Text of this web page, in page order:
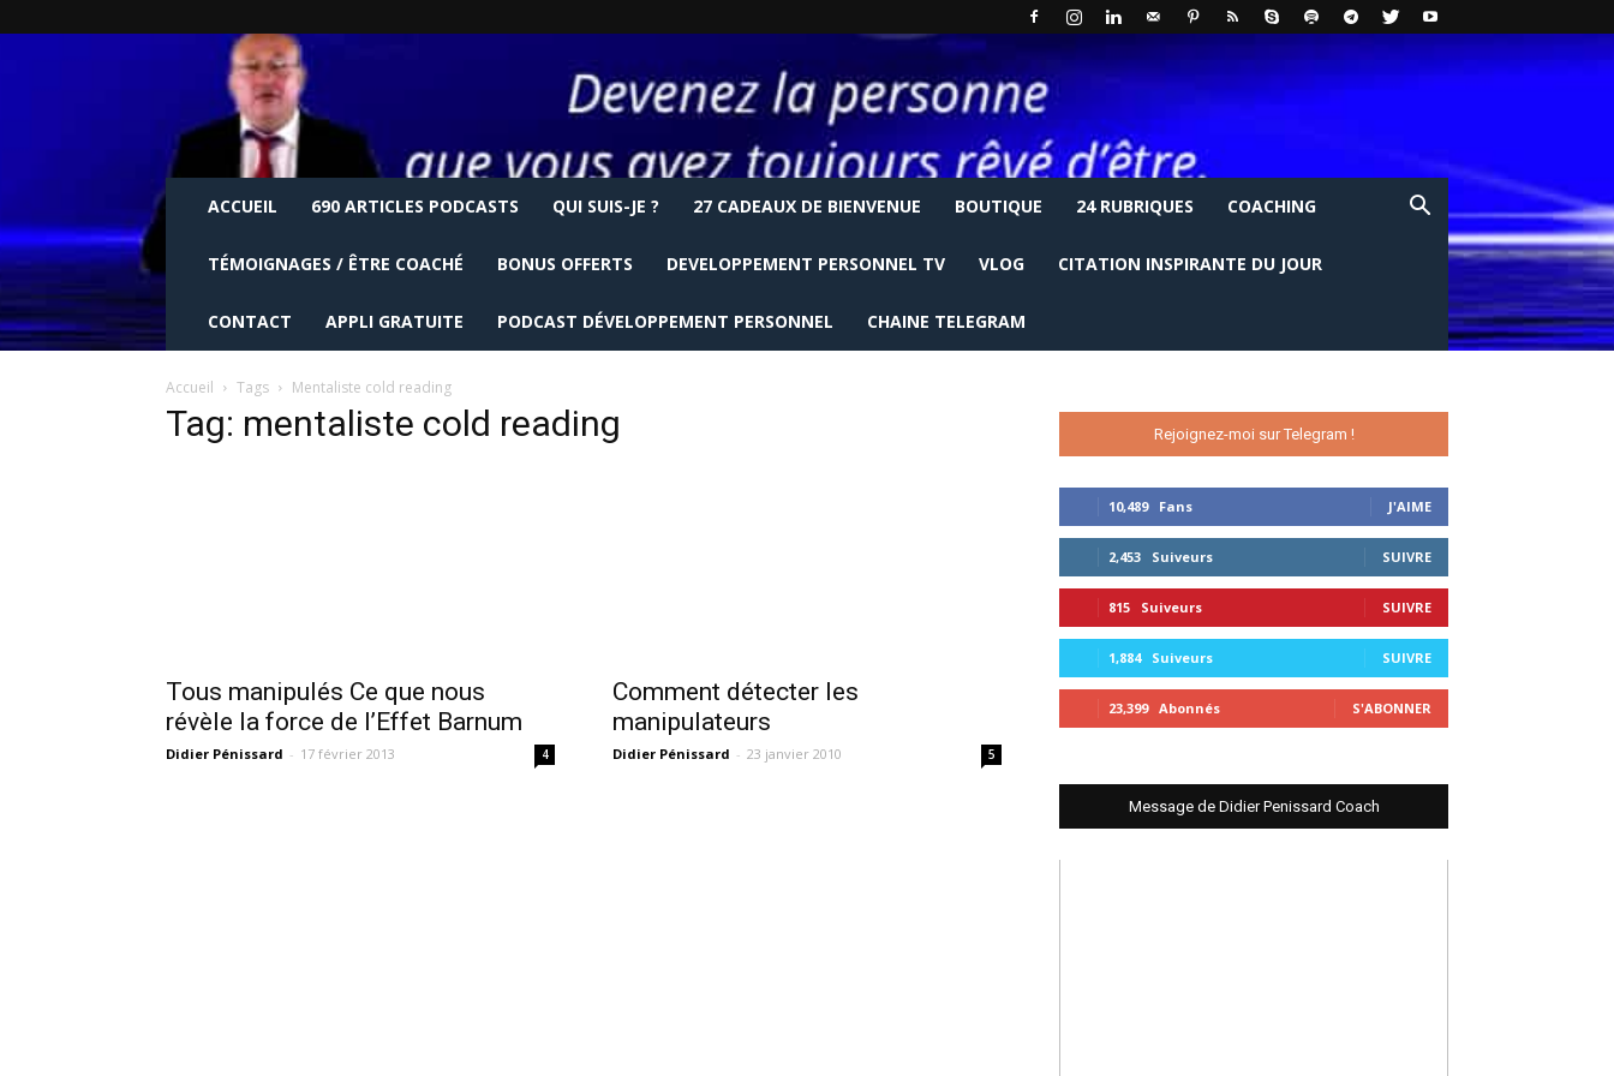
ACCUEIL 690 ARTICLES PODCASTS QUI SUIS-JE ? 27 CADEAUX DE BIENVENUE BOUTIQUE 24 RUBRIQUES COACHING
TÉMOIGNAGES / ÊTRE COACHÉ BONUS OFFERTS DEVELOPPEMENT PERSONNEL TV VLOG CITATION INSPIRANTE DU JOUR
CONTACT APPLI GRATUITE PODCAST DÉVELOPPEMENT PERSONNEL CHAINE TELEGRAM
Accueil Tags Mentaliste cold reading
Tag: mentaliste cold reading
Tous manipulés Ce que nous
révèle la force de l’Effet Barnum
Didier Pénissard - 17 février 2013 4
Comment détecter les
manipulateurs
Didier Pénissard - 23 janvier 2010 5
Rejoignez-moi sur Telegram !
10,489 Fans J'AIME
2,453 Suiveurs SUIVRE
815 Suiveurs SUIVRE
1,884 Suiveurs SUIVRE
23,399 Abonnés S'ABONNER
Message de Didier Penissard Coach